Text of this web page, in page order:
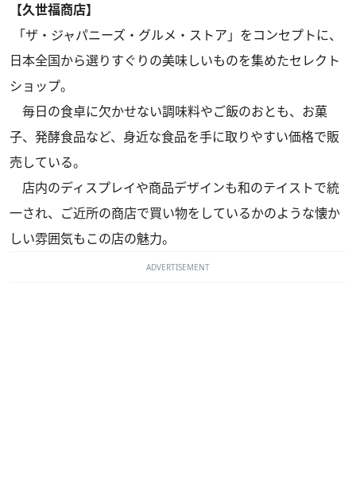
【久世福商店】
「ザ・ジャパニーズ・グルメ・ストア」をコンセプトに、
日本全国から選りすぐりの美味しいものを集めたセレクト
ショップ。
毎日の食卓に欠かせない調味料やご飯のおとも、お菓
子、発酵食品など、身近な食品を手に取りやすい価格で販
売している。
店内のディスプレイや商品デザインも和のテイストで統
一され、ご近所の商店で買い物をしているかのような懐か
しい雰囲気もこの店の魅力。
ADVERTISEMENT